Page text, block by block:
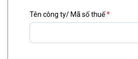
Tên công ty/ Mã số thuế*